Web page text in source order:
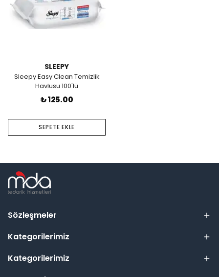
SLEEPY
Sleepy Easy Clean Temizlik
Havlusu 100'lü
₺ 125.00
SEPETE EKLE
Sözleşmeler
Kategorilerimiz
Kategorilerimiz